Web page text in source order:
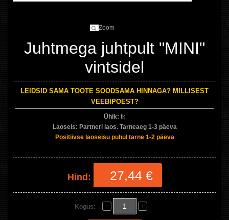
Zoom
Juhtmega juhtpult "MINI"
vintsidel
LEIDSID SAMA TOOTE SOODSAMA HINNAGA? MILLISEST
VEEBIPOEST?
Ühik: tk
Laoseis: Partneri laos. Tarneaeg 1-3 päeva
Positiivse laoseisu puhul tarne 1-2 päeva
Hind: 27,44 €
Kogus: